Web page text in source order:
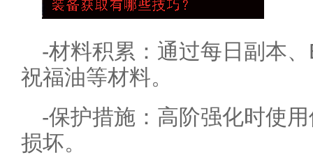
-材料积累：通过每日副本
祝福油等材料。
-保护措施：高阶强化时使
损坏。